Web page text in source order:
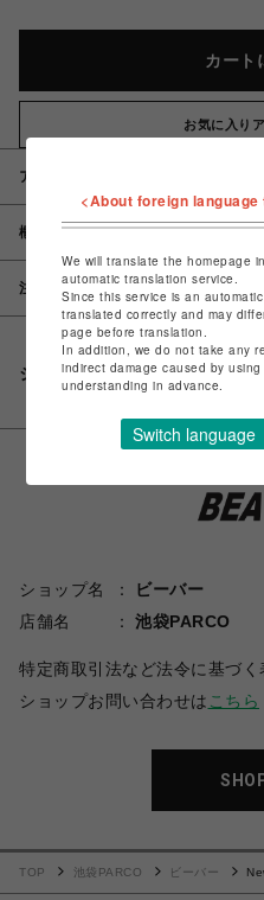
カート
お気に入り
アイテム説明 / 素材
概要
注意事項
シェアする
ショップ名
ビーバー
店舗名
池袋PARCO
特定商取引法など法令に基づく
ショップお問い合わせは こちら
TOP 池袋PARCO ビーバー
<About foreign
We will translate the homepage
automatic translation service.
Since this service is an
translated correctly and may
page before translation.
In addition, we do not take any
indirect damage caused by
understanding in advance.
Switch language